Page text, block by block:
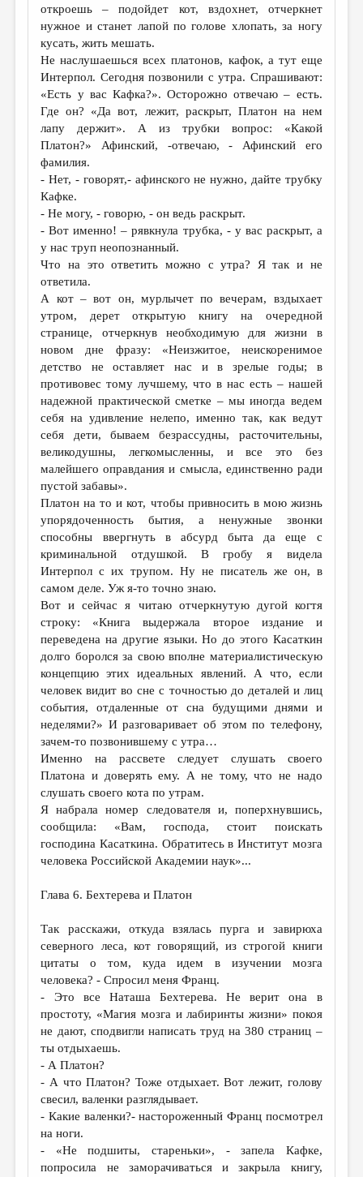
откроешь – подойдет кот, вздохнет, отчеркнет
нужное и станет лапой по голове хлопать, за ногу
кусать, жить мешать.
Не наслушаешься всех платонов, кафок, а тут еще
Интерпол. Сегодня позвонили с утра. Спрашивают:
«Есть у вас Кафка?». Осторожно отвечаю – есть.
Где он? «Да вот, лежит, раскрыт, Платон на нем
лапу держит». А из трубки вопрос: «Какой
Платон?» Афинский, -отвечаю, - Афинский его
фамилия.
- Нет, - говорят,- афинского не нужно, дайте трубку
Кафке.
- Не могу, - говорю, - он ведь раскрыт.
- Вот именно! – рявкнула трубка, - у вас раскрыт, а
у нас труп неопознанный.
Что на это ответить можно с утра? Я так и не
ответила.
А кот – вот он, мурлычет по вечерам, вздыхает
утром, дерет открытую книгу на очередной
странице, отчеркнув необходимую для жизни в
новом дне фразу: «Неизжитое, неискоренимое
детство не оставляет нас и в зрелые годы; в
противовес тому лучшему, что в нас есть – нашей
надежной практической сметке – мы иногда ведем
себя на удивление нелепо, именно так, как ведут
себя дети, бываем безрассудны, расточительны,
великодушны, легкомысленны, и все это без
малейшего оправдания и смысла, единственно ради
пустой забавы».
Платон на то и кот, чтобы привносить в мою жизнь
упорядоченность бытия, а ненужные звонки
способны ввергнуть в абсурд быта да еще с
криминальной отдушкой. В гробу я видела
Интерпол с их трупом. Ну не писатель же он, в
самом деле. Уж я-то точно знаю.
Вот и сейчас я читаю отчеркнутую дугой когтя
строку: «Книга выдержала второе издание и
переведена на другие языки. Но до этого Касаткин
долго боролся за свою вполне материалистическую
концепцию этих идеальных явлений. А что, если
человек видит во сне с точностью до деталей и лиц
события, отдаленные от сна будущими днями и
неделями?» И разговаривает об этом по телефону,
зачем-то позвонившему с утра…
Именно на рассвете следует слушать своего
Платона и доверять ему. А не тому, что не надо
слушать своего кота по утрам.
Я набрала номер следователя и, поперхнувшись,
сообщила: «Вам, господа, стоит поискать
господина Касаткина. Обратитесь в Институт мозга
человека Российской Академии наук»...
Глава 6. Бехтерева и Платон
Так расскажи, откуда взялась пурга и завирюха
северного леса, кот говорящий, из строгой книги
цитаты о том, куда идем в изучении мозга
человека? - Спросил меня Франц.
- Это все Наташа Бехтерева. Не верит она в
простоту, «Магия мозга и лабиринты жизни» покоя
не дают, сподвигли написать труд на 380 страниц –
ты отдыхаешь.
- А Платон?
- А что Платон? Тоже отдыхает. Вот лежит, голову
свесил, валенки разглядывает.
- Какие валенки?- настороженный Франц посмотрел
на ноги.
- «Не подшиты, стареньки», - запела Кафке,
попросила не заморачиваться и закрыла книгу,